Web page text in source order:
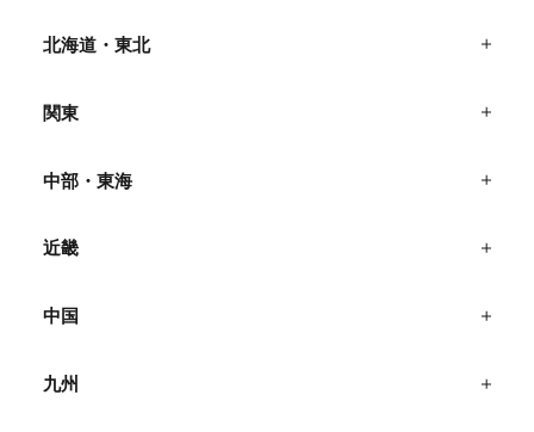
北海道・東北
関東
中部・東海
近畿
中国
九州